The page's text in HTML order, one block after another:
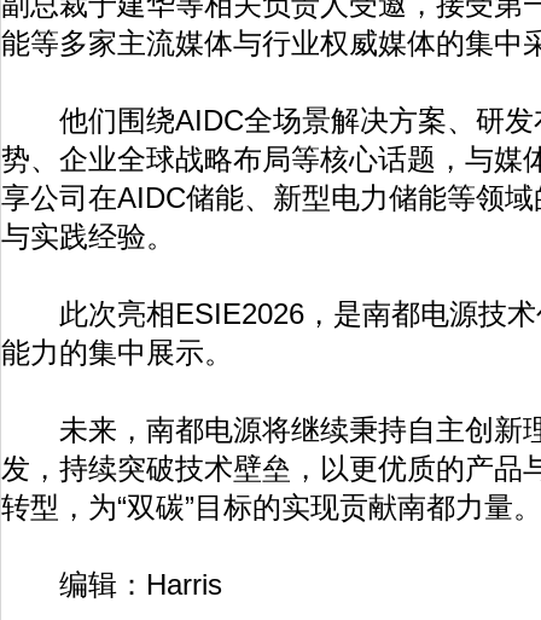
能等多家主流媒体与行业权威媒体的集中
他们围绕AIDC全场景解决方案、研发
势、企业全球战略布局等核心话题，与媒
享公司在AIDC储能、新型电力储能等领
与实践经验。
此次亮相ESIE2026，是南都电源技术
能力的集中展示。
未来，南都电源将继续秉持自主创新
发，持续突破技术壁垒，以更优质的产品
转型，为“双碳”目标的实现贡献南都力量。
编辑：Harris